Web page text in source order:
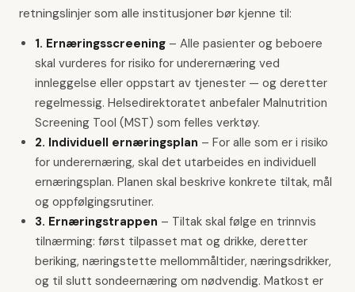
retningslinjer som alle institusjoner bør kjenne til:
1. Ernæringsscreening – Alle pasienter og beboere
skal vurderes for risiko for underernæring ved
innleggelse eller oppstart av tjenester — og deretter
regelmessig. Helsedirektoratet anbefaler Malnutrition
Screening Tool (MST) som felles verktøy.
2. Individuell ernæringsplan – For alle som er i risiko
for underernæring, skal det utarbeides en individuell
ernæringsplan. Planen skal beskrive konkrete tiltak, mål
og oppfølgingsrutiner.
3. Ernæringstrappen – Tiltak skal følge en trinnvis
tilnærming: først tilpasset mat og drikke, deretter
beriking, næringstette mellommåltider, næringsdrikker,
og til slutt sondeernæring om nødvendig. Matkost er